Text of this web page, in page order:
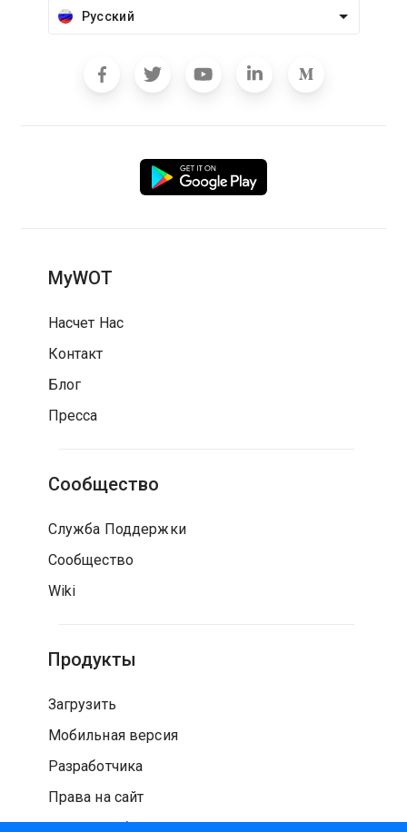
Русский
MyWOT
Насчет Нас
Контакт
Блог
Пресса
Сообщество
Служба Поддержки
Сообщество
Wiki
Продукты
Загрузить
Мобильная версия
Разработчика
Права на сайт
Проверка безопасности